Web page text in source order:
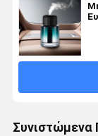
Συνιστώμενα